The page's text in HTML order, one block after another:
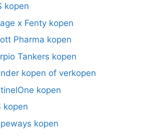
kopen
x Fenty kopen
Pharma kopen
Tankers kopen
kopen of verkopen
kopen
kopen
kopen